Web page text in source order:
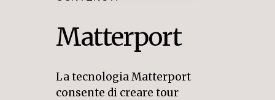
Matterport
La tecnologia Matterport
consente di creare tour